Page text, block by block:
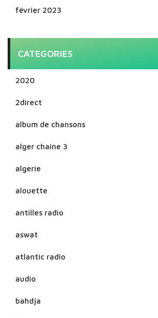
février 2023
CATEGORIES
2020
2direct
album de chansons
alger chaine 3
algerie
alouette
antilles radio
aswat
atlantic radio
audio
bahdja